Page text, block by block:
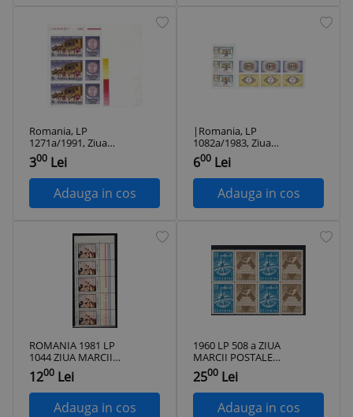
Romania, LP
1271a/1991, Ziua
marcii postale
romanesti, cu
vinieta, straif 3,
300 Lei
Adauga in cos
|Romania, LP
1082a/1983, Ziua
marcii postale
romanesti, cu
vinieta, straif 3,
600 Lei
Adauga in cos
ROMANIA 1981 LP
1044 ZIUA MARCII
POSTALE
ROMANESTI STRAIF
DE 5 TIMBRE STARE
1200 Lei
Adauga in cos
1960 LP 508 a ZIUA
MARCII POSTALE
ROMANESTI BLOC
DE 4 TIMBRE
+VINIETE MNH
2500 Lei
Adauga in cos